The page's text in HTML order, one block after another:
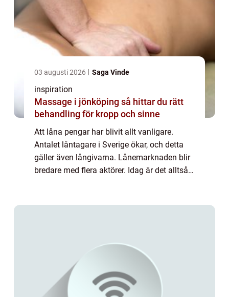
03 augusti 2026 Saga Vinde
inspiration
Massage i jönköping så hittar du rätt
behandling för kropp och sinne
Att låna pengar har blivit allt vanligare.
Antalet låntagare i Sverige ökar, och detta
gäller även långivarna. Lånemarknaden blir
bredare med flera aktörer. Idag är det alltså